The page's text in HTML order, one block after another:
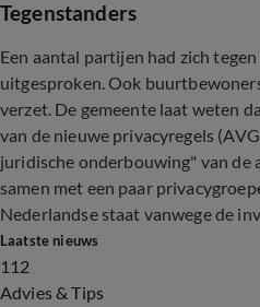
Tegenstanders
Een aantal partijen had zich
uitgesproken. Ook
verzet. De gemeente laat weten
van de nieuwe privacyregels
juridische onderbouwing" van de
samen met een paar
Nederlandse staat vanwege de
Laatste nieuws
112
Advies & Tips